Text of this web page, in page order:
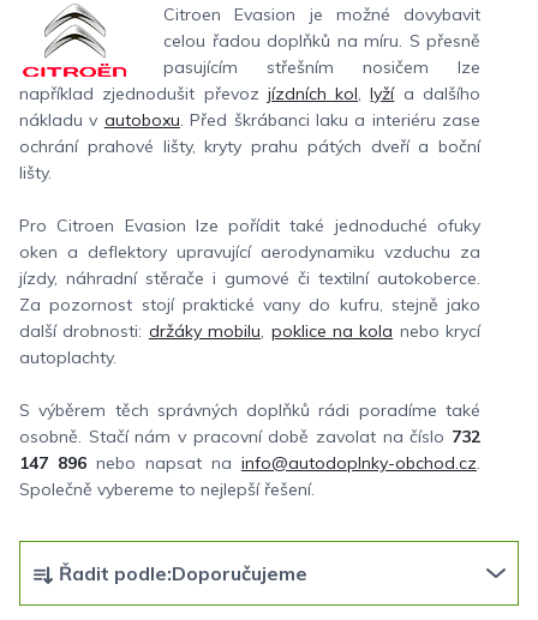
Citroen Evasion je možné dovybavit
celou řadou doplňků na míru. S přesně
pasujícím střešním nosičem lze
například zjednodušit převoz jízdních kol,lyžía dalšího
nákladu v autoboxu. Před škrábanci laku a interiéru zase
ochrání prahové lišty, kryty prahu pátých dveří a boční
lišty.
Pro Citroen Evasion lze pořídit také jednoduché ofuky
oken a deflektory upravující aerodynamiku vzduchu za
jízdy, náhradní stěrače i gumové či textilní autokoberce.
Za pozornost stojí praktické vany do kufru, stejně jako
další drobnosti: držáky mobilu, poklice na kola nebo krycí
autoplachty.
S výběrem těch správných doplňků rádi poradíme také
osobně. Stačí nám v pracovní době zavolat na číslo 732
147 896 nebo napsat na info@autodoplnky-obchod.cz.
Společně vybereme to nejlepší řešení.
a
Řadit podle:Doporučujeme